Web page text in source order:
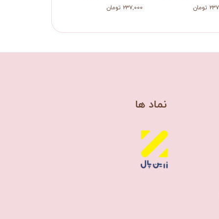
۲۳۷,۰۰۰ تومان تومان
​نماد ها